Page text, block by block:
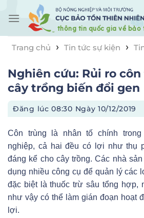
content
Trang chủ
› Tin tức sự kiện ›
Nghiên cứu: Rủi ro
cây trồng biến đổi gen
Đăng lúc08:30 Ngày 10/12/2019
Côn trùng là nhân tố chính
nghiệp, cả hai đều có lợi như thụ
đáng kể cho cây trồng. Các nhà
dụng nhiều công cụ để quản lý các
đặc biệt là thuốc trừ sâu tổng hợp,
như vậy có thể làm gián đoạn hoạt
lợi.